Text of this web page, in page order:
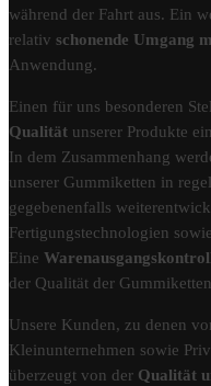
während der Fahrt aus. Ein
relativ schonende Umgang
Anwendung.
Einen für uns besonderen
Qualität unserer Produkte
In dem Zusammenhang
unserer Gummiketten in
gegebenenfalls
Fertigungstechnologien
Eine
der Qualität der
Unsere Kunden, zu denen
Kleinunternehmen sowie
überzeugt von der Qualität